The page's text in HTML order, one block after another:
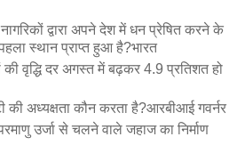
द्वारा अपने देश में धन प्रेषित करने के
स्थान प्राप्त हुआ है?भारत
की वृद्धि दर अगस्त में बढ़कर 4.9 प्रतिशत हो
की अध्यक्षता कौन करता है?आरबीआई गवर्नर
उर्जा से चलने वाले जहाज का निर्माण